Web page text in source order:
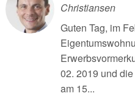
Christiansen
Guten Tag, im
02. 2019 und
am 15...